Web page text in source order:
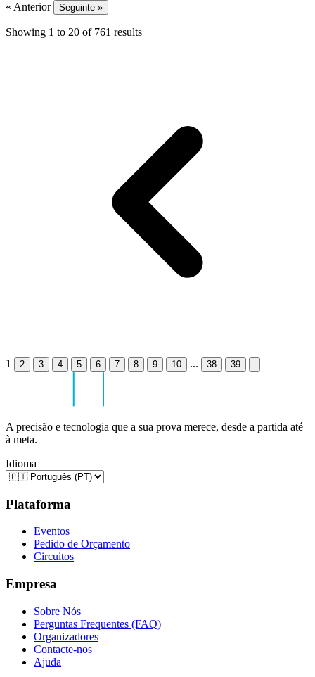
« Anterior Seguinte »
Showing 1 to 20 of 761 results
1 2 3 4 5 6 7 8 9 10 ... 38 39
A precisão e tecnologia que a sua prova merece, desde a partida até
à meta.
Idioma
Plataforma
Eventos
Pedido de Orçamento
Circuitos
Empresa
Sobre Nós
Perguntas Frequentes (FAQ)
Organizadores
Contacte-nos
Ajuda